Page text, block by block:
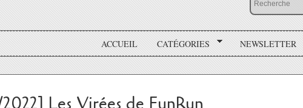
ACCUEIL CATÉGORIES NEWSLETTER